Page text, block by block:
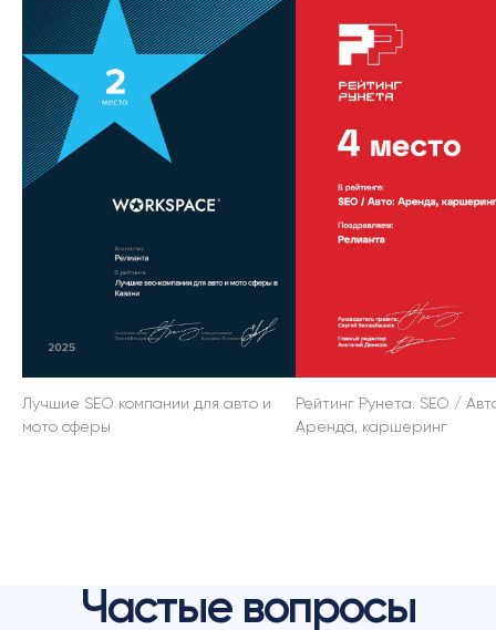
Лучшие SEO компании для авто и
мото сферы
Рейтинг Рунета. SEO /
Аренда, каршеринг